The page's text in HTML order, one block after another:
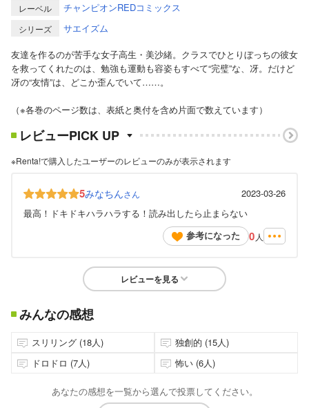
レーベル チャンピオンREDコミックス
シリーズ
サエイズム
友達を作るのが苦手な女子高生・美沙緒。クラスでひとりぼっちの彼女
を救ってくれたのは、勉強も運動も容姿もすべて“完璧”な、冴。だけど
冴の“友情”は、どこか歪んでいて……。
（※各巻のページ数は、表紙と奥付を含め片面で数えています）
レビューPICK UP
※Renta!で購入したユーザーのレビューのみが表示されます
5みなちんさん
2023-03-26
最高！ドキドキハラハラする！読み出したら止まらない
参考になった
0 人
レビューを見る
みんなの感想
スリリング (18人)
独創的 (15人)
ドロドロ (7人)
怖い (6人)
あなたの感想を一覧から選んで投票してください。